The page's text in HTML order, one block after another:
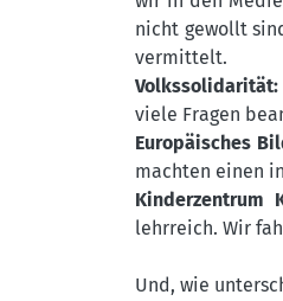
nicht gewollt
vermittelt.
Volkssolidarität:
viele Fragen
Europäisches
machten einen
Kinderzentrum
lehrreich. Wir
Und, wie